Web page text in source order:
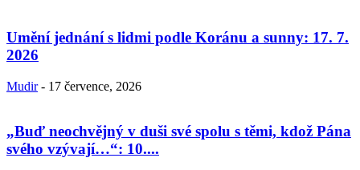
Umění jednání s lidmi podle Koránu a sunny: 17. 7.
2026
Mudir - 17 července, 2026
„Buď neochvějný v duši své spolu s těmi, kdož Pána
svého vzývají…“: 10....